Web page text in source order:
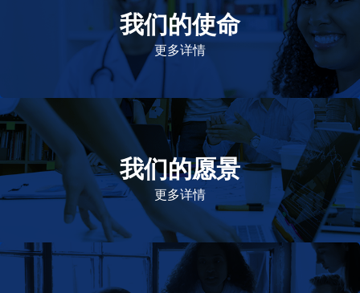
我们的使命
更多详情
致力于提高患者的生命健康和质量
我们的愿景
更多详情
作为一个负责任的企业公民，在全球提供优质和患者可
及的药物，传递我们的价值。